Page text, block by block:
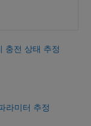
충전 상태 추정
라미터 추정